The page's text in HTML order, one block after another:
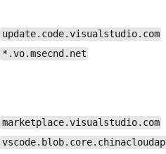
update.code.visualstudio.com
*.vo.msecnd.net
marketplace.visualstudio.com